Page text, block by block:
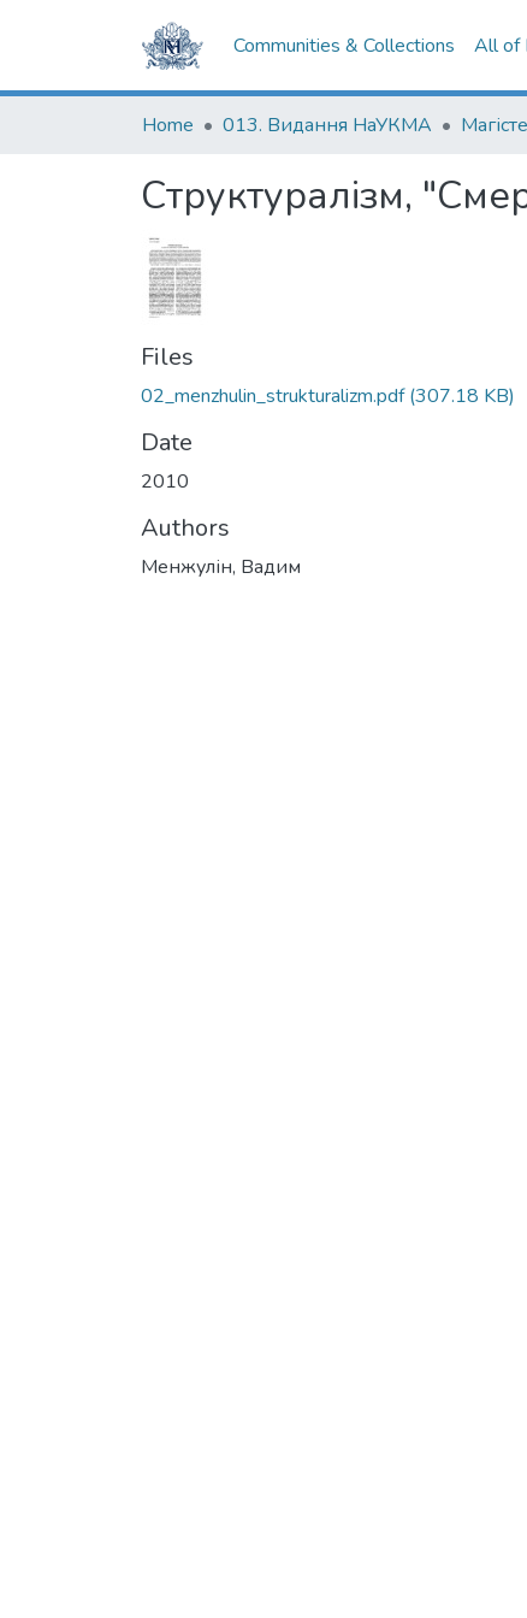
Communities & Collections All of
Home 013. Видання НаУКМА
Структуралізм,
Files
02_menzhulin_strukturalizm.pdf(307.18 KB)
Date
2010
Authors
Менжулін, Вадим